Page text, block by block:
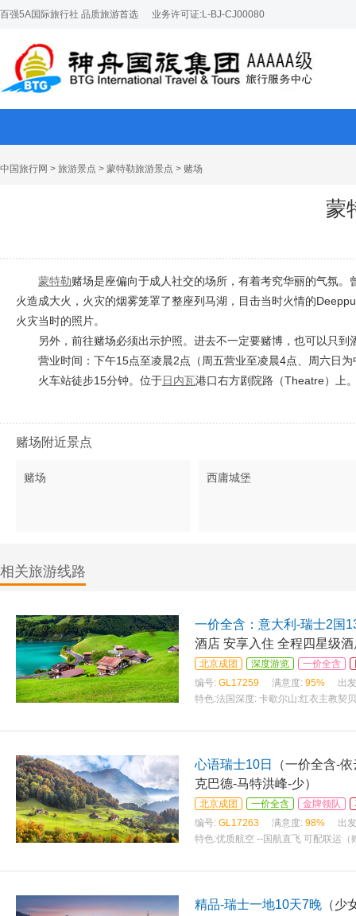
百强5A国际旅行社 品质旅游首选 业务许可证:L-BJ-CJ00080
中国旅行网 > 旅游景点 > 蒙特勒旅游景点 > 赌场
蒙
蒙特勒赌场是座偏向于成人社交的场所，有着考究华丽的气氛
火造成大火，火灾的烟雾笼罩了整座列马湖，目击当时火情的
火灾当时的照片。
另外，前往赌场必须出示护照。进去不一定要赌博，也可以只到
营业时间：下午15点至凌晨2点（周五营业至凌晨4点、周六日
火车站徒步15分钟。位于日内瓦港口右方剧院路（Theatre）上
赌场附近景点
赌场 西庸城堡
相关旅游线路
一价全含：意大利-瑞士2国
北京成团 深度游览 一价全含
编号: GL17259 满意度: 95%
出
特色:法国深度: 卡歇尔山:红衣主教契
心语瑞士10日
（一价全含-
克巴德-马特洪峰-少）
北京成团 一价全含 金牌领队
编号: GL17263 满意度: 98%
出
特色:优质航空 --国航直飞 可配联运
精品-瑞士一地10天7晚 （少